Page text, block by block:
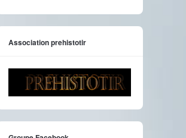
Association prehistotir